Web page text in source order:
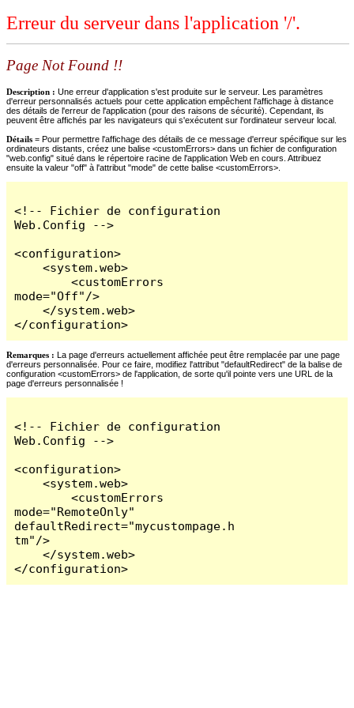
Erreur du serveur dans l'application '/'.
Page Not Found !!
Description : Une erreur d'application s'est produite sur le serveur. Les paramètres
d'erreur personnalisés actuels pour cette application empêchent l'affichage à distance
des détails de l'erreur de l'application (pour des raisons de sécurité). Cependant, ils
peuvent être affichés par les navigateurs qui s'exécutent sur l'ordinateur serveur local.
Détails = Pour permettre l'affichage des détails de ce message d'erreur spécifique sur les
ordinateurs distants, créez une balise <customErrors> dans un fichier de configuration
"web.config" situé dans le répertoire racine de l'application Web en cours. Attribuez
ensuite la valeur "off" à l'attribut "mode" de cette balise <customErrors>.
<!-- Fichier de configuration
Web.Config -->
<configuration>
    <system.web>
        <customErrors
mode="Off"/>
    </system.web>
</configuration>
Remarques : La page d'erreurs actuellement affichée peut être remplacée par une page
d'erreurs personnalisée. Pour ce faire, modifiez l'attribut "defaultRedirect" de la balise de
configuration <customErrors> de l'application, de sorte qu'il pointe vers une URL de la
page d'erreurs personnalisée !
<!-- Fichier de configuration
Web.Config -->
<configuration>
    <system.web>
        <customErrors
mode="RemoteOnly"
defaultRedirect="mycustompage.h
tm"/>
    </system.web>
</configuration>